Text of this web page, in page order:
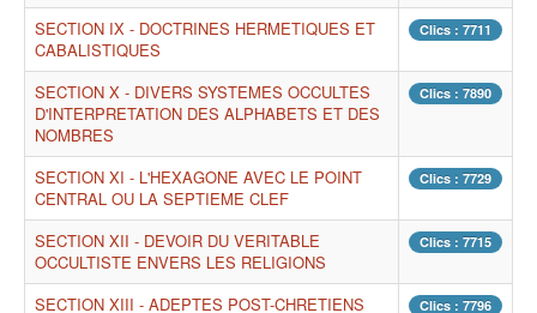
SECTION IX - DOCTRINES HERMETIQUES ET
CABALISTIQUES
Clics : 7711
SECTION X - DIVERS SYSTEMES OCCULTES
D'INTERPRETATION DES ALPHABETS ET DES
NOMBRES
Clics : 7890
SECTION XI - L'HEXAGONE AVEC LE POINT
CENTRAL OU LA SEPTIEME CLEF
Clics : 7729
SECTION XII - DEVOIR DU VERITABLE
OCCULTISTE ENVERS LES RELIGIONS
Clics : 7715
SECTION XIII - ADEPTES POST-CHRETIENS Clics : 7796